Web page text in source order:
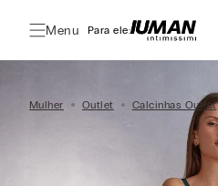
Menu Para ele:
Mulher Outlet Calcinhas Outlet